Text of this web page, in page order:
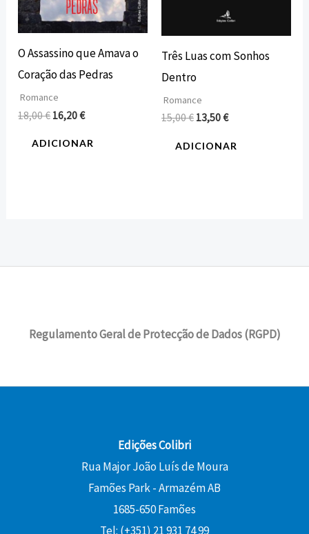
O Assassino que Amava o
Coração das Pedras
Romance
18,00€ 16,20€
ADICIONAR
Três Luas com Sonhos
Dentro
Romance
15,00€ 13,50€
ADICIONAR
Regulamento Geral de Protecção de Dados (RGPD)
Edições Colibri
Rua Major João Luís de Moura
Famões Park - Armazém AB
1685-650 Famões
Tel: (+351) 21 931 74 99